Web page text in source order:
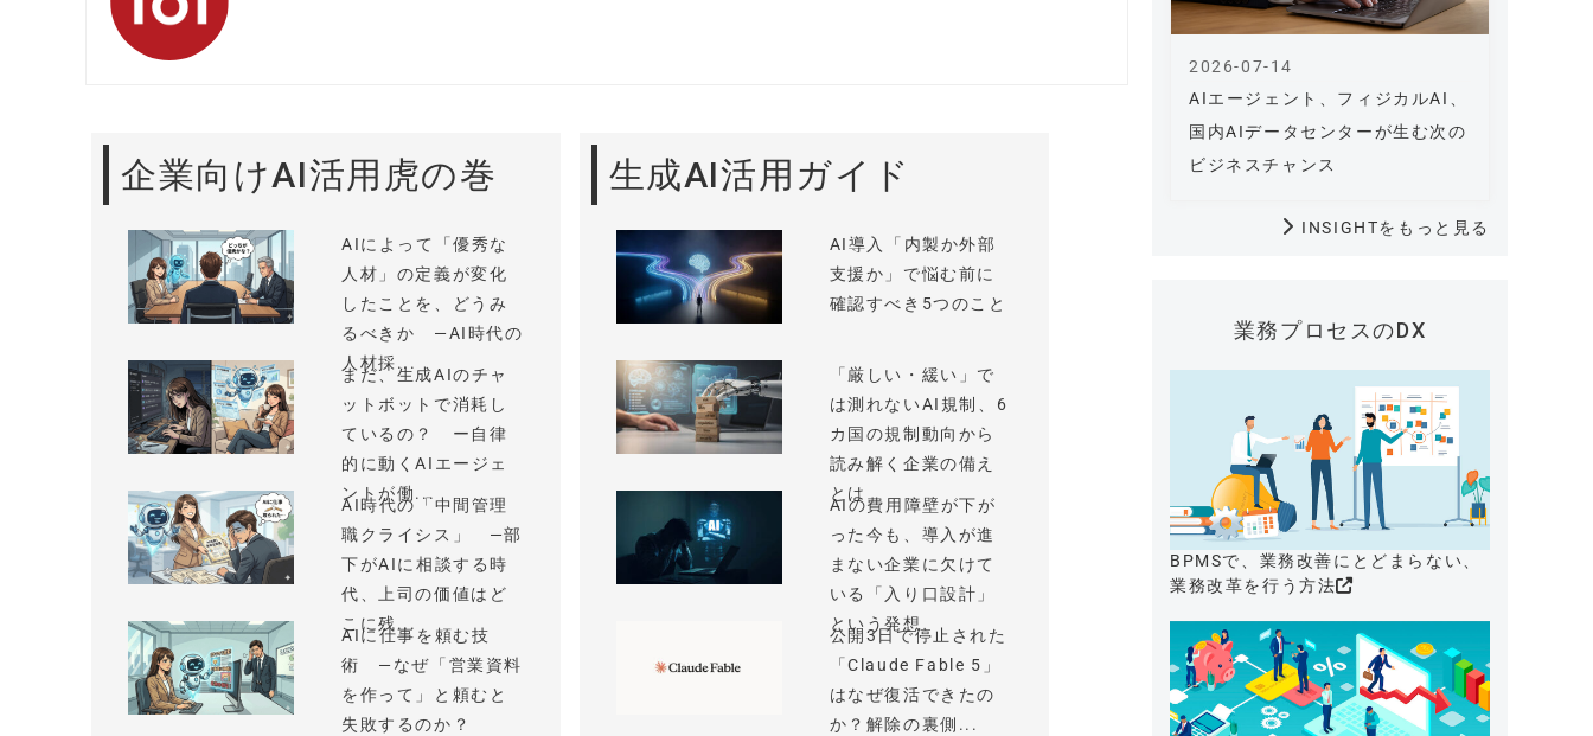
企業向けAI活用虎の巻
AIによって「優秀な
人材」の定義が変化
したことを、どうみ
るべきか —AI時代の
人材採...
まだ、生成AIのチャ
ットボットで消耗し
ているの？ ー自律
的に動くAIエージェ
ントが働...
AI時代の「中間管理
職クライシス」 —部
下がAIに相談する時
代、上司の価値はど
こに残...
AIに仕事を頼む技
術 —なぜ「営業資料
を作って」と頼むと
失敗するのか？
生成AI活用ガイド
AI導入「内製か外部
支援か」で悩む前に
確認すべき5つのこと
「厳しい・緩い」で
は測れないAI規制、6
カ国の規制動向から
読み解く企業の備え
とは
AIの費用障壁が下が
った今も、導入が進
まない企業に欠けて
いる「入り口設計」
という発想
公開3日で停止された
「Claude Fable 5」
はなぜ復活できたの
か？解除の裏側...
AIエージェント、フィジカルAI、
国内AIデータセンターが生む次の
ビジネスチャンス
2026-07-14
INSIGHTをもっと見る
業務プロセスのDX
BPMSで、業務改善にとどまらない、
業務改革を行う方法